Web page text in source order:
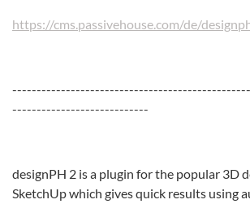
https://cms.passivehouse.com/de/
----------------------------
designPH 2 is a plugin for the popular 3D
SketchUp which gives quick results using